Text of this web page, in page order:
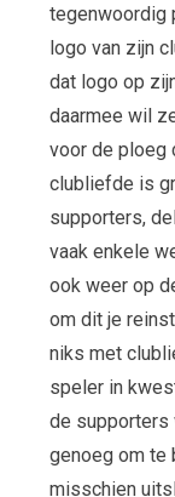
tegenwoordig
logo van zijn
dat logo op
daarmee wil
voor de ploeg
clubliefde is
supporters,
vaak enkele
ook weer op
om dit je
niks met
speler in
de supporters
genoeg om te
misschien